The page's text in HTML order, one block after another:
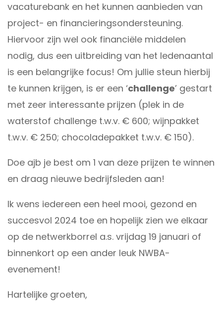
vacaturebank en het kunnen aanbieden van
project- en financieringsondersteuning.
Hiervoor zijn wel ook financiële middelen
nodig, dus een uitbreiding van het ledenaantal
is een belangrijke focus! Om jullie steun hierbij
te kunnen krijgen, is er een ‘challenge’ gestart
met zeer interessante prijzen (plek in de
waterstof challenge t.w.v. € 600; wijnpakket
t.w.v. € 250; chocoladepakket t.w.v. € 150).
Doe ajb je best om 1 van deze prijzen te winnen
en draag nieuwe bedrijfsleden aan!
Ik wens iedereen een heel mooi, gezond en
succesvol 2024 toe en hopelijk zien we elkaar
op de netwerkborrel a.s. vrijdag 19 januari of
binnenkort op een ander leuk NWBA-
evenement!
Hartelijke groeten,